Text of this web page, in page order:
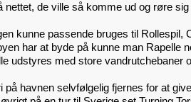
nettet, de ville så komme ud og røre
kunne passende bruges til Rollespil,
har at byde på kunne man Rapelle
udstyres med store vandrutchebaner
på havnen selvfølgelig fjernes for at